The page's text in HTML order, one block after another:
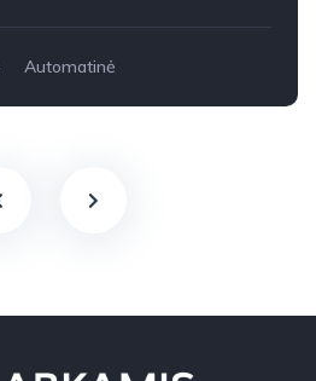
Automatinė